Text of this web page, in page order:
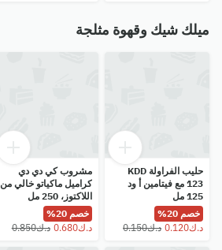
ميلك شيك وقهوة مثلجة
حليب الفراولة KDD
123 مع فيتامين أ ود
125 مل
خصم 20%
مشروب كي دي دي
كراميل ماكياتو خالي من
اللاكتوز، 250 مل
خصم 20%
⁦د.ك0.680⁩
⁦د.ك0.850⁩